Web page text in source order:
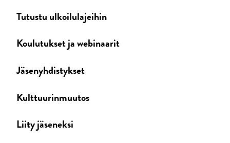
Tutustu ulkoilulajeihin
Koulutukset ja webinaarit
Jäsenyhdistykset
Kulttuurinmuutos
Liity jäseneksi